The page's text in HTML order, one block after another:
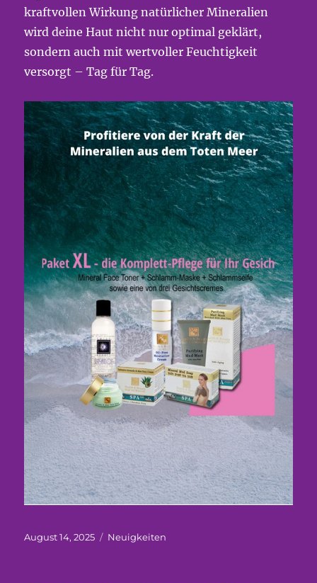
kraftvollen Wirkung natürlicher Mineralien
wird deine Haut nicht nur optimal geklärt,
sondern auch mit wertvoller Feuchtigkeit
versorgt – Tag für Tag.
Veröffentlicht
August 14, 2025 Kategorien
Neuigkeiten